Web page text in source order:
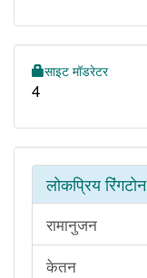
साइट मॉडरेटर
4
लोकप्रिय रिंगटोन
रामानुजन
केतन